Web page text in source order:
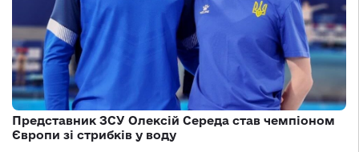
Представник ЗСУ Олексій Середа став чемпіоном
Європи зі стрибків у воду